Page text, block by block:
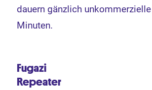
dauern gänzlich
Minuten.
Fugazi
Repeater